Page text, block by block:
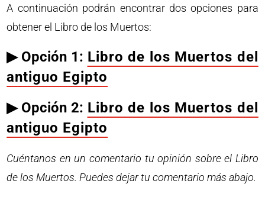
A continuación podrán encontrar dos opciones para
obtener el Libro de los Muertos:
▶︎ Opción 1: Libro de los Muertos del
antiguo Egipto
▶︎ Opción 2: Libro de los Muertos del
antiguo Egipto
Cuéntanos en un comentario tu opinión sobre el Libro
de los Muertos. Puedes dejar tu comentario más abajo.